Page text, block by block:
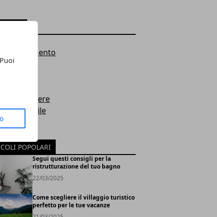
e Arredamento
e benessere
femminile
POPOLARI
Segui questi consigli per la
ristrutturazione del tuo bagno
22/03/2025
Come scegliere il villaggio turistico
perfetto per le tue vacanze